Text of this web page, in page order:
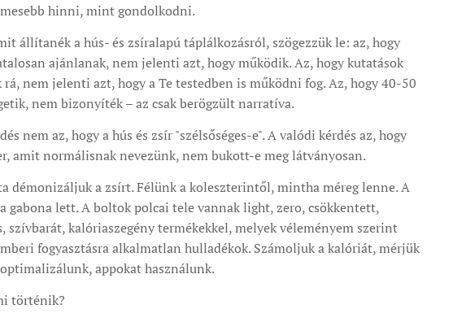
hinni, mint gondolkodni.
állítanék a hús- és zsíralapú táplálkozásról, szögezzük le: az, hogy
ajánlanak, nem jelenti azt, hogy működik. Az, hogy kutatások
nem jelenti azt, hogy a Te testedben is működni fog. Az, hogy 40-50
nem bizonyíték – az csak berögzült narratíva.
nem az, hogy a hús és zsír "szélsőséges-e". A valódi kérdés az, hogy
amit normálisnak nevezünk, nem bukott-e meg látványosan.
démonizáljuk a zsírt. Félünk a koleszterintől, mintha méreg lenne. A
gabona lett. A boltok polcai tele vannak light, zero, csökkentett,
szívbarát, kalóriaszegény termékekkel, melyek véleményem szerint
fogyasztásra alkalmatlan hulladékok. Számoljuk a kalóriát, mérjük
appokat használunk.
történik?